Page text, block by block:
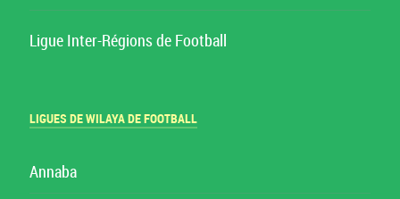
Ligue Inter-Régions de Football
LIGUES DE WILAYA DE FOOTBALL
Annaba